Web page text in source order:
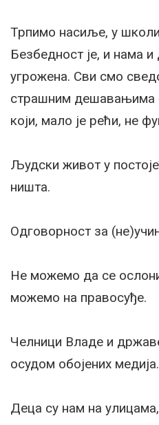
Трпимо насиље, у
Безбедност је, и нама
угрожена. Сви смо
страшним дешавањима
који, мало је рећи, не
Људски живот у
ништа.
Одговорност за
Не можемо да се
можемо на правосуђе.
Челници Владе и
осудом обојених медија.
Деца су нам на